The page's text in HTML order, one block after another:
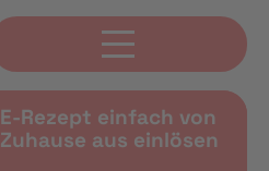
E-Rezept einfach von
Zuhause aus einlösen